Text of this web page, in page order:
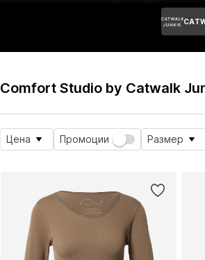
Comfort Studio by Catwalk
Цена Промоции Размер